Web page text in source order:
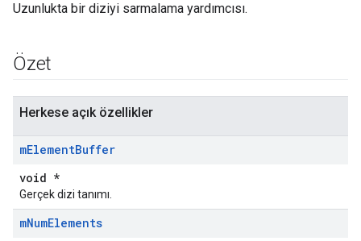
Uzunlukta bir diziyi sarmalama yardımcısı.
Özet
Herkese açık özellikler
mElementBuffer
void *
Gerçek dizi tanımı.
mNumElements